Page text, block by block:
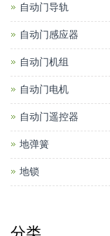
自动门导轨
自动门感应器
自动门机组
自动门电机
自动门遥控器
地弹簧
地锁